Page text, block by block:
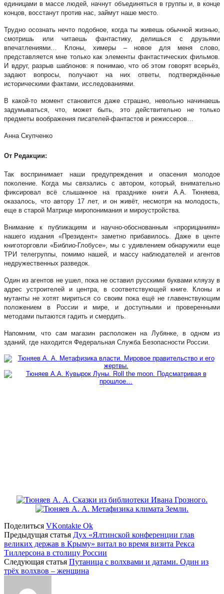
единицами в массе людей, начнут объединяться в группы и, в конце
концов, восстанут против нас, займут наше место.
Трудно осознать нечто подобное, когда ты живешь обычной жизнью,
смотришь или читаешь фантастику, делишься с друзьями
впечатлениями… Клоны, химеры – новое для меня слово,
представляется мне только как элементы фантастических фильмов.
И вдруг, разрыв шаблонов: я понимаю, что об этом говорят всерьёз,
задают вопросы, получают на них ответы, подтверждённые
историческими фактами, исследованиями.
В какой-то момент становится даже страшно, невольно начинаешь
задумываться, что, может быть, это действительно не только
предметы воображения писателей-фантастов и режиссеров…
Анна Скупченко
От Редакции:
Так воспринимает наши предупреждения и опасения молодое
поколение. Когда мы связались с автором, который, внимательно
фиксировал всё слышанное на празднике книги А.А. Тюняева,
оказалось, что автору 17 лет, и он живёт, несмотря на молодость,
еще в старой Матрице миропонимания и мироустройства.
Внимание к публикациям и научно-обоснованным «прорицаниям»
нашего издания «Президент» заметно прибавилось. Даже в центе
книготорговли «Библио-Глобусе», мы с удивлением обнаружили еще
ТРИ телегруппы, помимо нашей, и массу наблюдателей и агентов
недружественных разведок.
Один из агентов не ушел, пока не оставил русскими буквами кляузу в
адрес устроителей и центра, в соответствующей книге. Клоны и
мутанты не хотят мириться со своим пока ещё не главенствующим
положением в России и мире, и доступными и проверенными
методами пытаются гадить и смердить.
Напомним, что сам магазин расположен на Лубянке, в одном из
зданий, где находится Федеральная Служба Безопасности России.
Поделиться VKontakte Ok
Предыдущая статья Дух «Ялтинской конференции глав
великих держав в Крыму» витал во время визита Рекса
Тиллерсона в столицу России
Следующая статья Путаница с волхвами и датами. Один из
трёх волхвов – женщина